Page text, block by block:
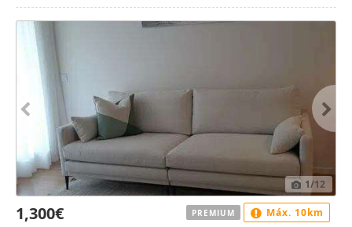
1/12
1,300€ PREMIUM Máx. 10km